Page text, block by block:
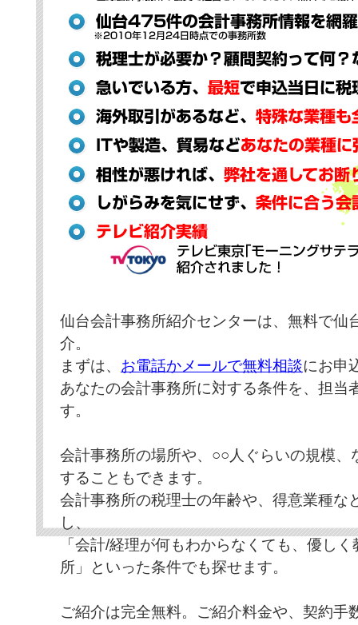
仙台会計事務所紹介センターは、無料で仙
介。
まずは、 お電話かメールで無料相談にお申
あなたの会計事務所に対する条件を、担当
す。
会計事務所の場所や、○○人ぐらいの規模、
することもできます。
会計事務所の税理士の年齢や、得意業種な
し、
「会計/経理が何もわからなくても、優し
所」といった条件でも探せます。
ご紹介は完全無料。ご紹介料金や、契約手